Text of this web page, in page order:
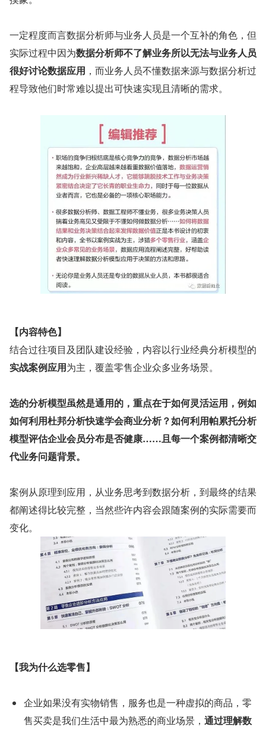
一定程度而言数据分析师与业务人员是一个互补的角色，但
实际过程中因为数据分析师不了解业务所以无法与业务人员
很好讨论数据应用 ，而业务人员不懂数据来源与数据分析过
程导致他们时常难以提出可快速实现且清晰的需求。
【内容特色】
结合过往项目及团队建设经验，内容以行业经典分析模型的
实战案例应用为主，覆盖零售企业众多业务场景。
选的分析模型虽然是通用的，重点在于如何灵活运用，例如
如何利用杜邦分析快速学会商业分析？如何利用帕累托分析
模型评估企业会员分布是否健康……且每一个案例都清晰交
代业务问题背景。
案例从原理到应用，从业务思考到数据分析，到最终的结果
都阐述得比较完整，当然些许内容会跟随案例的实际需要而
变化。
【我为什么选零售】
企业如果没有实物销售，服务也是一种虚拟的商品，零
售买卖是我们生活中最为熟悉的商业场景， 通过理解数